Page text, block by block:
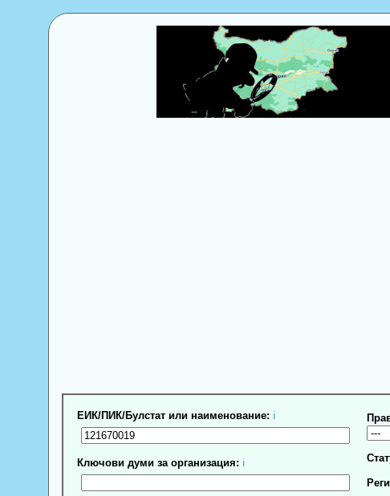
ЕИК/ПИК/Булстат или наименование: ℹ
Ключови думи за организация: ℹ